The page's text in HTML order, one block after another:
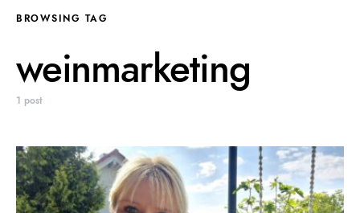
BROWSING TAG
weinmarketing
1 post